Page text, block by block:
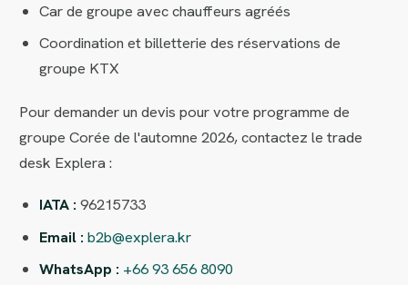
Car de groupe avec chauffeurs agréés
Coordination et billetterie des réservations de
groupe KTX
Pour demander un devis pour votre programme de
groupe Corée de l'automne 2026, contactez le trade
desk Explera :
IATA : 96215733
Email : b2b@explera.kr
WhatsApp : +66 93 656 8090